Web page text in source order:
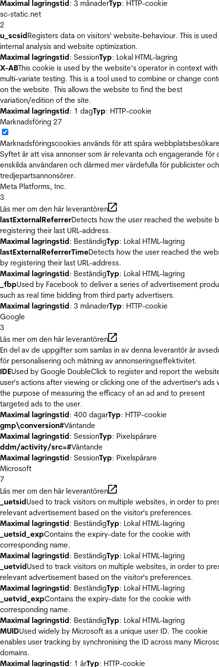
Maximal lagringstid: 3 månaderTyp: HTTP-cookie
sc-static.net
2
u_scsidRegisters data on visitors' website-behaviour. This is
internal analysis and website optimization.
Maximal lagringstid: SessionTyp: Lokal HTML-lagring
X-ABThis cookie is used by the website’s operator in context with
multi-variate testing. This is a tool used to combine or change
on the website. This allows the website to find the best
variation/edition of the site.
Maximal lagringstid: 1 dagTyp: HTTP-cookie
Marknadsföring 27
Marknadsföringscookies används för att spåra
Syftet är att visa annonser som är relevanta och engagerande för
enskilda användaren och därmed mer värdefulla för publicister och
tredjepartsannonsörer.
Meta Platforms, Inc.
3
Läs mer om den här leverantören
lastExternalReferrerDetects how the user reached the website
registering their last URL-address.
Maximal lagringstid: BeständigTyp: Lokal HTML-lagring
lastExternalReferrerTimeDetects how the user reached the
by registering their last URL-address.
Maximal lagringstid: BeständigTyp: Lokal HTML-lagring
_fbpUsed by Facebook to deliver a series of advertisement
such as real time bidding from third party advertisers.
Maximal lagringstid: 3 månaderTyp: HTTP-cookie
Google
3
Läs mer om den här leverantören
En del av de uppgifter som samlas in av denna leverantör är
för personalisering och mätning av annonseringseffektivitet.
IDEUsed by Google DoubleClick to register and report the
user's actions after viewing or clicking one of the advertiser's ads
the purpose of measuring the efficacy of an ad and to present
targeted ads to the user.
Maximal lagringstid: 400 dagarTyp: HTTP-cookie
gmp\conversion#Väntande
Maximal lagringstid: SessionTyp: Pixelspårare
ddm/activity/src=#Väntande
Maximal lagringstid: SessionTyp: Pixelspårare
Microsoft
7
Läs mer om den här leverantören
_uetsidUsed to track visitors on multiple websites, in order to
relevant advertisement based on the visitor's preferences.
Maximal lagringstid: BeständigTyp: Lokal HTML-lagring
_uetsid_expContains the expiry-date for the cookie with
corresponding name.
Maximal lagringstid: BeständigTyp: Lokal HTML-lagring
_uetvidUsed to track visitors on multiple websites, in order to
relevant advertisement based on the visitor's preferences.
Maximal lagringstid: BeständigTyp: Lokal HTML-lagring
_uetvid_expContains the expiry-date for the cookie with
corresponding name.
Maximal lagringstid: BeständigTyp: Lokal HTML-lagring
MUIDUsed widely by Microsoft as a unique user ID. The cookie
enables user tracking by synchronising the ID across many
domains.
Maximal lagringstid: 1 årTyp: HTTP-cookie